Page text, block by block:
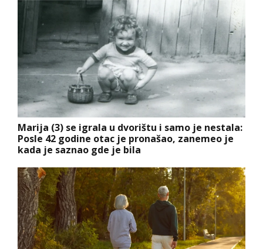
Marija (3) se igrala u dvorištu i samo je nestala:
Posle 42 godine otac je pronašao, zanemeo je
kada je saznao gde je bila